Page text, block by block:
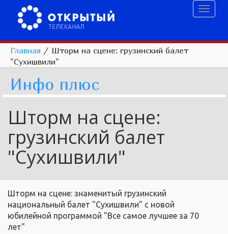
Главная / Шторм на сцене: грузинский балет
"Сухишвили"
Инфо плюс
Шторм на сцене:
грузинский балет
"Сухишвили"
Шторм на сцене: знаменитый грузинский
национальный балет "Сухишвили" с новой
юбилейной программой "Все самое лучшее за 70
лет"